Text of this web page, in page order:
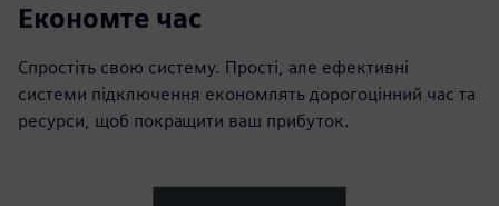
Економте час
Спростіть свою систему. Прості, але ефективні
системи підключення економлять дорогоцінний час та
ресурси, щоб покращити ваш прибуток.